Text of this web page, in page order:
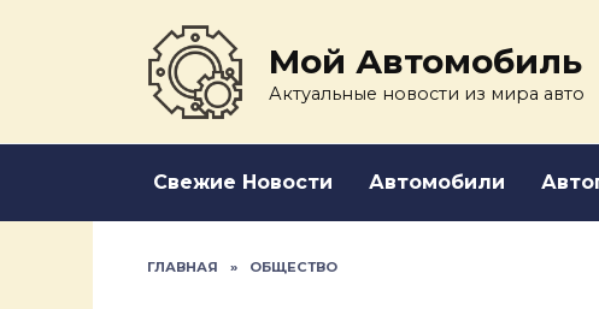
Мой Автомобиль
Актуальные новости из мира авто
Свежие Новости Автомобили
ГЛАВНАЯ » ОБЩЕСТВО